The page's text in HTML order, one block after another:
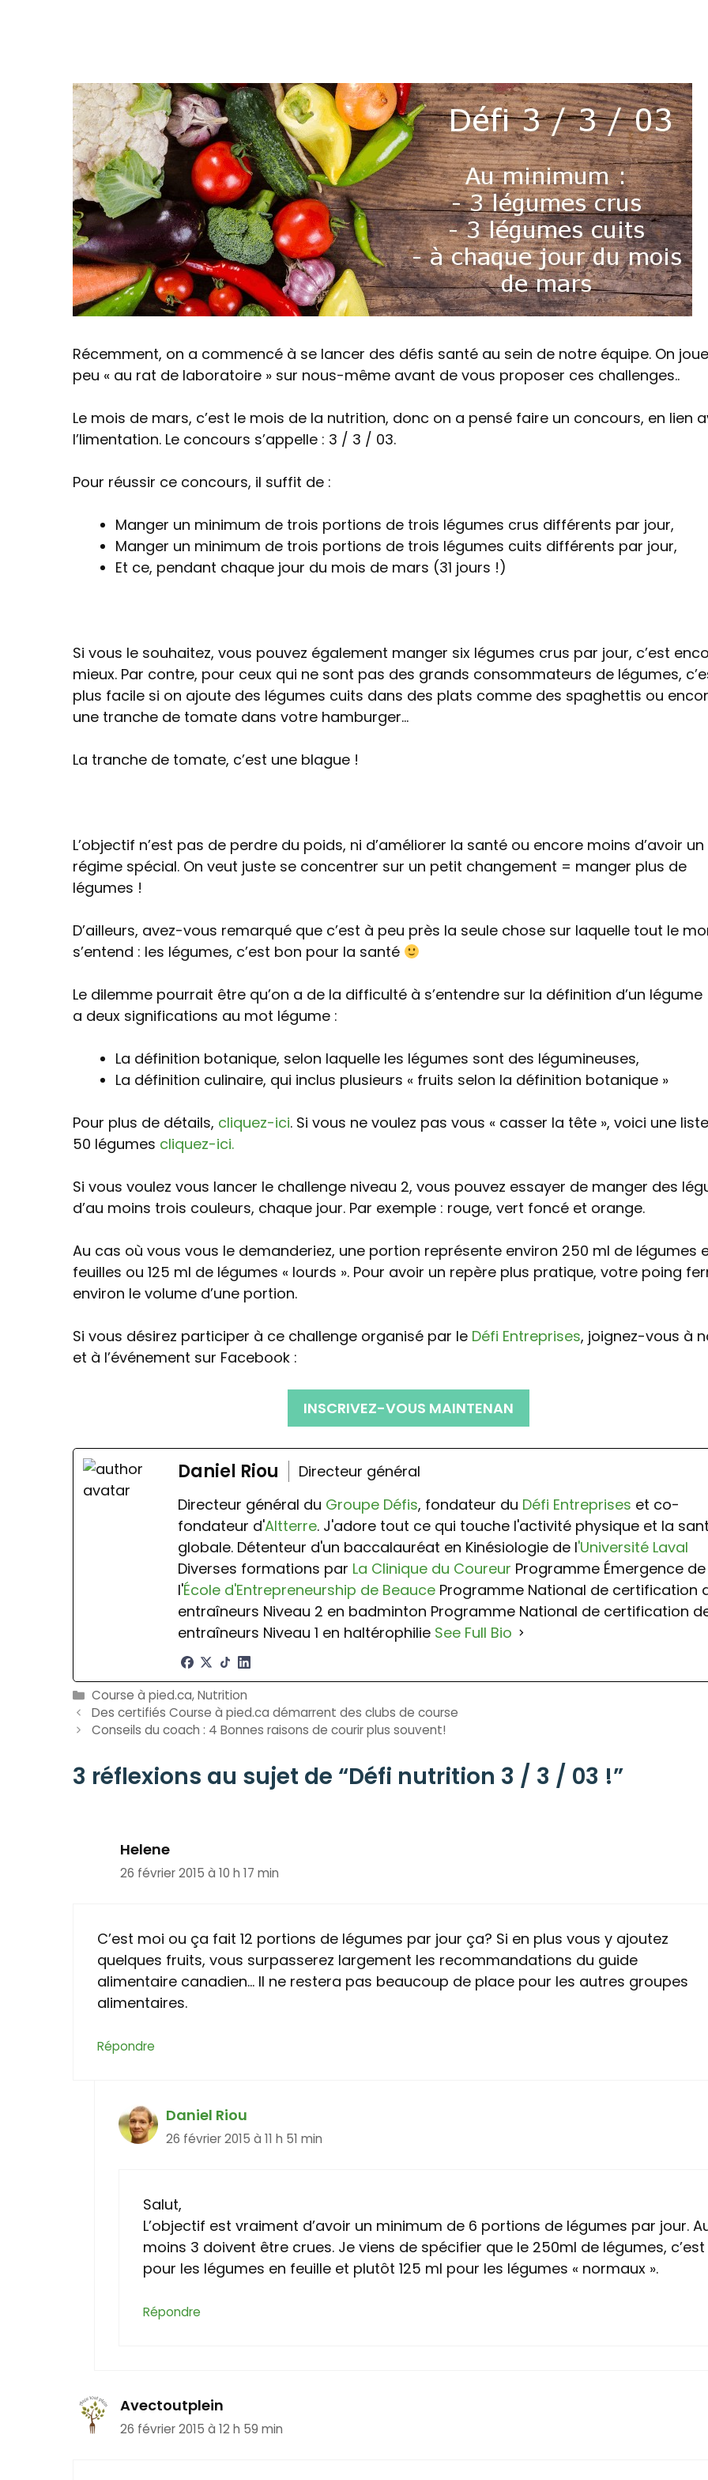
Récemment, on a commencé à se lancer des défis santé au sein de notre équipe. On
peu « au rat de laboratoire » sur nous-même avant de vous proposer ces challenges..
Le mois de mars, c’est le mois de la nutrition, donc on a pensé faire un concours, en lien
l’limentation. Le concours s’appelle : 3 / 3 / 03.
Pour réussir ce concours, il suffit de :
Manger un minimum de trois portions de trois légumes crus différents par jour,
Manger un minimum de trois portions de trois légumes cuits différents par jour,
Et ce, pendant chaque jour du mois de mars (31 jours !)
Si vous le souhaitez, vous pouvez également manger six légumes crus par jour, c’est
mieux. Par contre, pour ceux qui ne sont pas des grands consommateurs de légumes,
plus facile si on ajoute des légumes cuits dans des plats comme des spaghettis ou
une tranche de tomate dans votre hamburger…
La tranche de tomate, c’est une blague !
L’objectif n’est pas de perdre du poids, ni d’améliorer la santé ou encore moins d’avoir un
régime spécial. On veut juste se concentrer sur un petit changement = manger plus de
légumes !
D’ailleurs, avez-vous remarqué que c’est à peu près la seule chose sur laquelle tout le
s’entend : les légumes, c’est bon pour la santé
Le dilemme pourrait être qu’on a de la difficulté à s’entendre sur la définition d’un légume
a deux significations au mot légume :
La définition botanique, selon laquelle les légumes sont des légumineuses,
La définition culinaire, qui inclus plusieurs « fruits selon la définition botanique »
Pour plus de détails, cliquez-ici. Si vous ne voulez pas vous « casser la tête », voici une
50 légumes cliquez-ici.
Si vous voulez vous lancer le challenge niveau 2, vous pouvez essayer de manger des
d’au moins trois couleurs, chaque jour. Par exemple : rouge, vert foncé et orange.
Au cas où vous vous le demanderiez, une portion représente environ 250 ml de légumes
feuilles ou 125 ml de légumes « lourds ». Pour avoir un repère plus pratique, votre poing
environ le volume d’une portion.
Si vous désirez participer à ce challenge organisé par le Défi Entreprises, joignez-vous à
et à l’événement sur Facebook :
INSCRIVEZ-VOUS MAINTENAN
Daniel Riou
Directeur général
Directeur général du Groupe Défis, fondateur du Défi Entreprises et co-
fondateur d'Altterre. J'adore tout ce qui touche l'activité physique et la
globale. Détenteur d'un baccalauréat en Kinésiologie de l'Université Laval
Diverses formations par La Clinique du Coureur Programme Émergence de
l'École d'Entrepreneurship de Beauce Programme National de certification
entraîneurs Niveau 2 en badminton Programme National de certification
entraîneurs Niveau 1 en haltérophilie See Full Bio
Catégories
Course à pied.ca,Nutrition
Des certifiés Course à pied.ca démarrent des clubs de course
Conseils du coach : 4 Bonnes raisons de courir plus souvent!
3 réflexions au sujet de “Défi nutrition 3 / 3 / 03 !”
Helene
26 février 2015 à 10 h 17 min
C’est moi ou ça fait 12 portions de légumes par jour ça? Si en plus vous y ajoutez
quelques fruits, vous surpasserez largement les recommandations du guide
alimentaire canadien… Il ne restera pas beaucoup de place pour les autres groupes
alimentaires.
Répondre
Daniel Riou
26 février 2015 à 11 h 51 min
Salut,
L’objectif est vraiment d’avoir un minimum de 6 portions de légumes par jour.
moins 3 doivent être crues. Je viens de spécifier que le 250ml de légumes, c’est
pour les légumes en feuille et plutôt 125 ml pour les légumes « normaux ».
Répondre
Avectoutplein
26 février 2015 à 12 h 59 min